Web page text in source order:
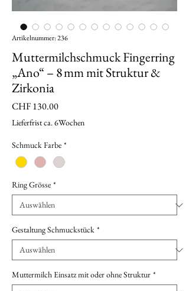
Artikelnummer: 236
Muttermilchschmuck Fingerring
„Ano“ – 8 mm mit Struktur &
Zirkonia
CHF 130.00Preis
Lieferfrist ca. 6Wochen
Schmuck Farbe *
Ring Grösse *
Gestaltung Schmuckstück *
Muttermilch Einsatz mit oder ohne Struktur *